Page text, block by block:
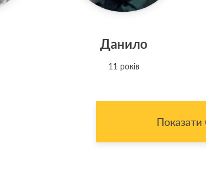
Данило
11 років
Показати